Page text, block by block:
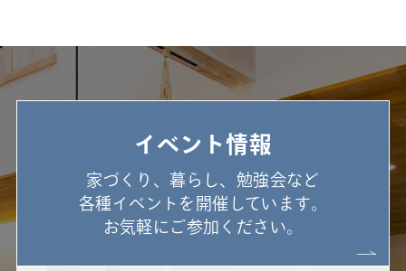
イベント情報
家づくり、暮らし、勉強会など
各種イベントを開催しています。
お気軽にご参加ください。